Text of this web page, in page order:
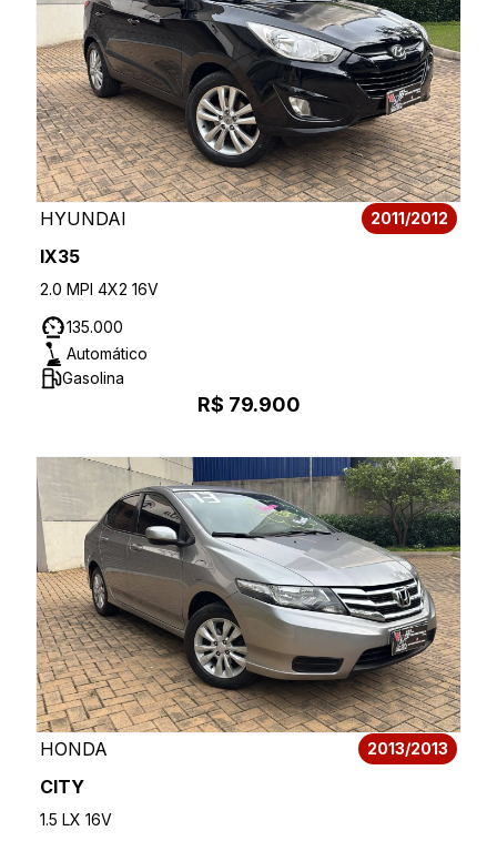
HYUNDAI 2011/2012
IX35
2.0 MPI 4X2 16V
135.000
Automático
Gasolina
R$ 79.900
HONDA 2013/2013
CITY
1.5 LX 16V